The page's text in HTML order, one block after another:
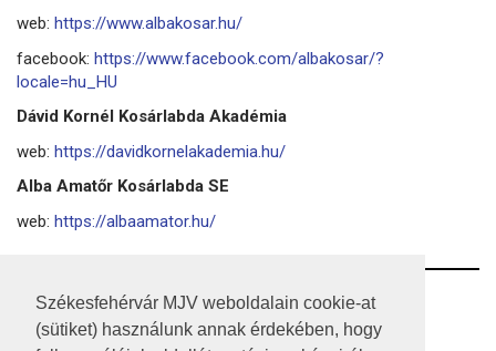
Székesfehérvár MJV weboldalain cookie-at
(sütiket) használunk annak érdekében, hogy
web: https://www.albakosar.hu/
facebook: https://www.facebook.com/albakosar/?
locale=hu_HU
Dávid Kornél Kosárlabda Akadémia
web: https://davidkornelakademia.hu/
Alba Amatőr Kosárlabda SE
web: https://albaamator.hu/
RSS
A HONLAP 2017.03.31-I ÁLLAPOTA